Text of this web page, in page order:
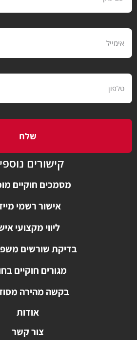
קישורים נוספים
מסמכים חוקיים מוכנים
אישור רשמי מיידי
ליווי מקצועי אישי
בדיקת שורשים משפחתית
מגורים חוקיים בחו"ל
בקשה מהירה מסודרת
אודות
צור קשר